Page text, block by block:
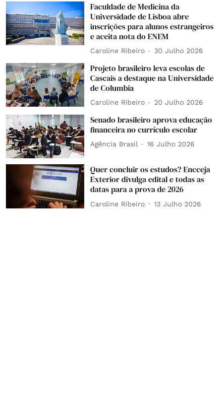
Faculdade de Medicina da
Universidade de Lisboa abre
inscrições para alunos estrangeiros
e aceita nota do ENEM
Caroline Ribeiro 30 Julho 2026
Projeto brasileiro leva escolas de
Cascais a destaque na Universidade
de Columbia
Caroline Ribeiro 20 Julho 2026
Senado brasileiro aprova educação
financeira no currículo escolar
Agência Brasil 16 Julho 2026
Quer concluir os estudos? Encceja
Exterior divulga edital e todas as
datas para a prova de 2026
Caroline Ribeiro 13 Julho 2026